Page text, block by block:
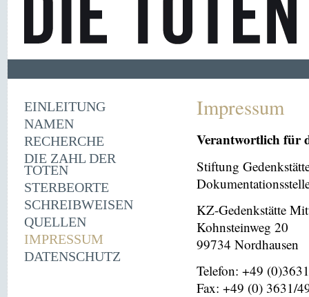
EINLEITUNG
NAMEN
RECHERCHE
DIE ZAHL DER
TOTEN
STERBEORTE
SCHREIBWEISEN
QUELLEN
IMPRESSUM
DATENSCHUTZ
Impressum
Verantwortlich für
Stiftung
KZ-Gedenkstätte
Kohnsteinweg 20
99734 Nordhausen
Telefon: +49
Fax: +49 (0) 3631/